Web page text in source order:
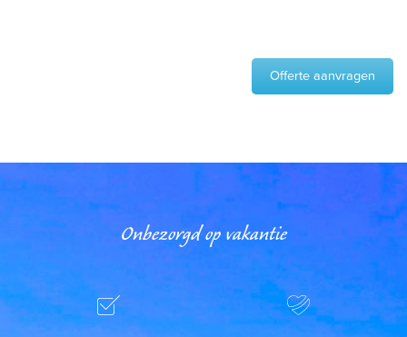
Offerte aanvragen
Onbezorgd op vakantie